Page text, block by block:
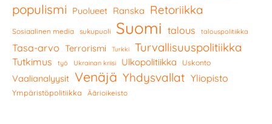
populismi Puolueet Ranska Retoriikka
Sosiaalinen media sukupuoli Suomi talous talouspolitiikka
Tasa-arvo Terrorismi Turkki Turvallisuuspolitiikka
Tutkimus työ Ukrainan kriisi Ulkopolitiikka Uskonto
Vaalianalyysit Venäjä Yhdysvallat Yliopisto
Ympäristöpolitiikka Äärioikeisto